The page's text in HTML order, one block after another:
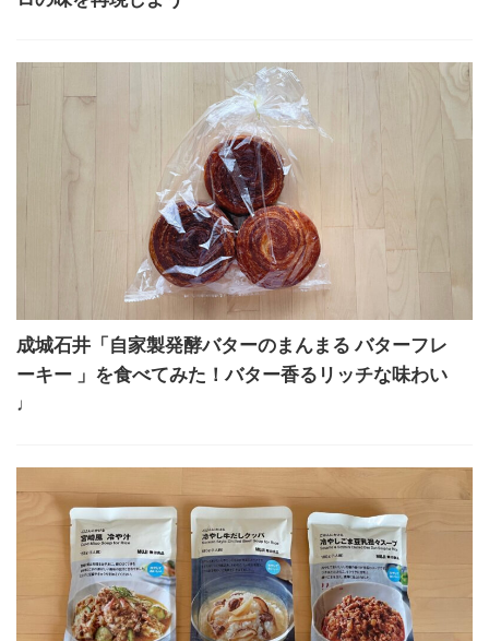
成城石井「自家製発酵バターのまんまる バターフレ
ーキー 」を食べてみた！バター香るリッチな味わい
♩